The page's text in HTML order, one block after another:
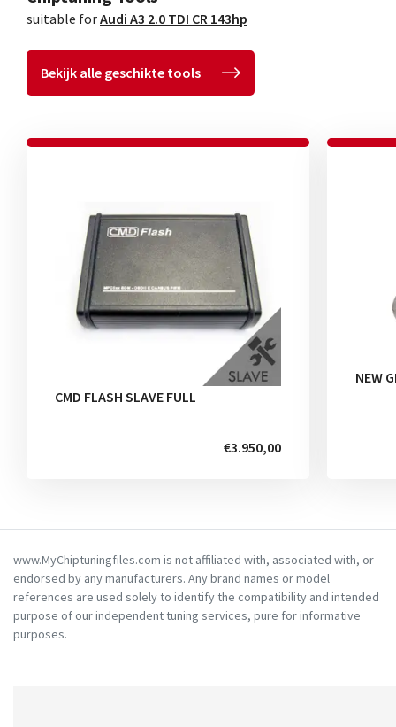
suitable forAudi A3 2.0 TDI CR 143hp
Bekijk alle geschikte tools
CMD FLASH SLAVE FULL
€3.950,00
NEW
www.MyChiptuningfiles.com is not affiliated with, associated with, or
endorsed by any manufacturers. Any brand names or model
references are used solely to identify the compatibility and intended
purpose of our independent tuning services, pure for informative
purposes.